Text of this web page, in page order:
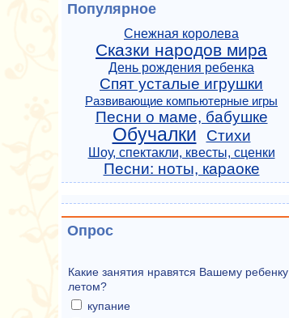
Популярное
Снежная королева
Сказки народов мира
День рождения ребенка
Спят усталые игрушки
Развивающие компьютерные игры
Песни о маме, бабушке
Обучалки Стихи
Шоу, спектакли, квесты, сценки
Песни: ноты, караоке
Опрос
Какие занятия нравятся Вашему ребенку
летом?
купание